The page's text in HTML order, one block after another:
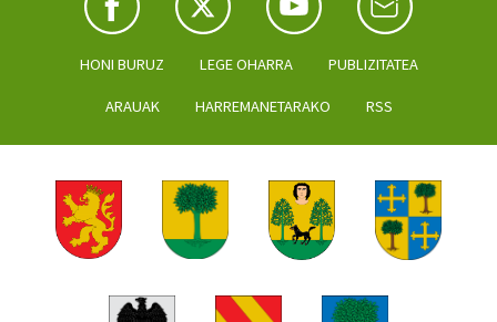
HONI BURUZ LEGE OHARRA PUBLIZITATEA
ARAUAK HARREMANETARAKO RSS